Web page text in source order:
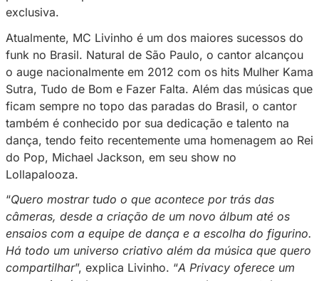
MC Livinho lançou o seu perfil na Privacy
aproximar ainda mais dos fãs e garantir que
possam acompanhar sua rotina de maneira
exclusiva.
Atualmente, MC Livinho é um dos maiores
funk no Brasil. Natural de São Paulo, o cantor
o auge nacionalmente em 2012 com os hits
Sutra, Tudo de Bom e Fazer Falta. Além das
ficam sempre no topo das paradas do Brasil,